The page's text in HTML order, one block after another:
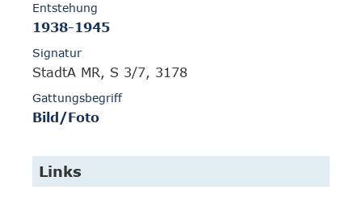
Entstehung
1938-1945
Signatur
StadtA MR, S 3/7, 3178
Gattungsbegriff
Bild/Foto
Links